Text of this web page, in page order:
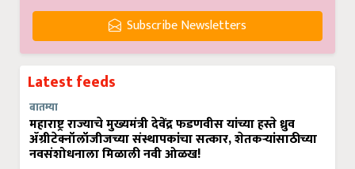
Subscribe Newsletters
Latest feeds
बातम्या
महाराष्ट्र राज्याचे मुख्यमंत्री देवेंद्र फडणवीस यांच्या हस्ते ध्रुव
ॲग्रीटेक्नॉलॉजीजच्या संस्थापकांचा सत्कार, शेतकऱ्यांसाठीच्या
नवसंशोधनाला मिळाली नवी ओळख!